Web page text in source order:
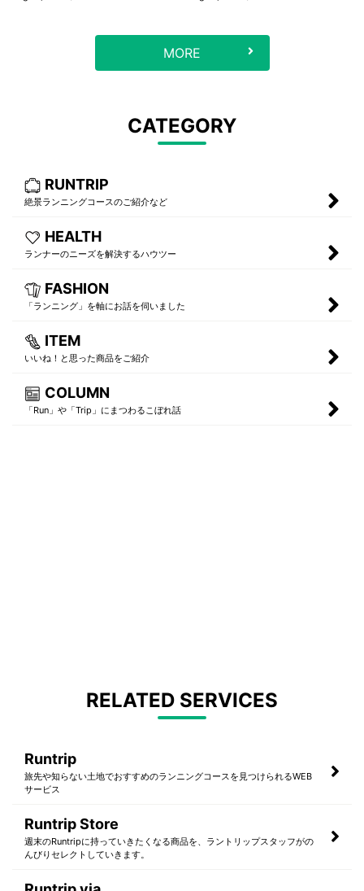
MORE
CATEGORY
RUNTRIP
絶景ランニングコースのご紹介など
HEALTH
ランナーのニーズを解決するハウツー
FASHION
「ランニング」を軸にお話を伺いました
ITEM
いいね！と思った商品をご紹介
COLUMN
「Run」や「Trip」にまつわるこぼれ話
RELATED SERVICES
Runtrip
旅先や知らない土地でおすすめのランニングコースを見つけられるWEB
サービス
Runtrip Store
週末のRuntripに持っていきたくなる商品を、ラントリップスタッフがの
んびりセレクトしていきます。